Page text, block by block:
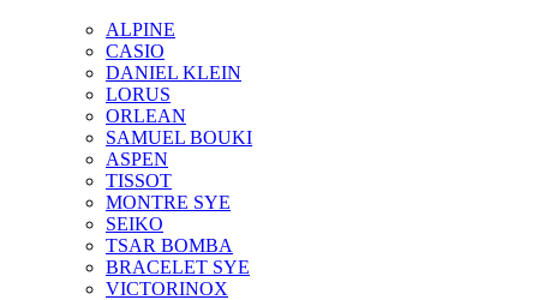
ALPINE
CASIO
DANIEL KLEIN
LORUS
ORLEAN
SAMUEL BOUKI
ASPEN
TISSOT
MONTRE SYE
SEIKO
TSAR BOMBA
BRACELET SYE
VICTORINOX